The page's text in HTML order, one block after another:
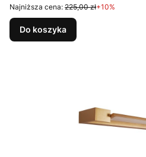
Najniższa cena: 225,00 zł+10%
Do koszyka